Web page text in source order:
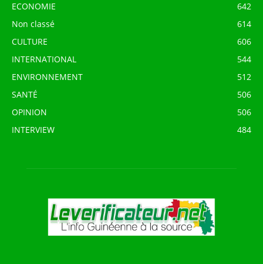
ECONOMIE
642
Non classé
614
CULTURE
606
INTERNATIONAL
544
ENVIRONNEMENT
512
SANTÉ
506
OPINION
506
INTERVIEW
484